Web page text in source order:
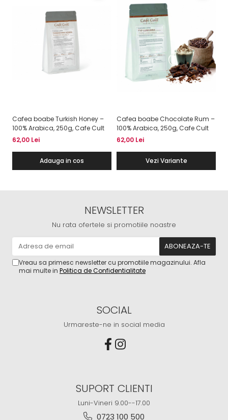
Cafea boabe Turkish Honey –
100% Arabica, 250g, Cafe Cult
62,00 Lei
Adauga in cos
Cafea boabe Chocolate Rum –
100% Arabica, 250g, Cafe Cult
62,00 Lei
Vezi Variante
NEWSLETTER
Nu rata ofertele si promotiile noastre
Vreau sa primesc newsletter cu promotiile magazinului. Afla
mai multe in Politica de Confidentialitate
SOCIAL
Urmareste-ne in social media
SUPORT CLIENTI
Luni-Vineri 9.00--17.00
0723 100 500